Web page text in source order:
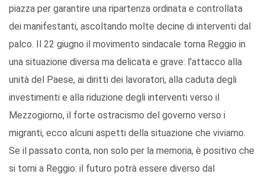
piazza per garantire una ripartenza ordinata e controllata
dei manifestanti, ascoltando molte decine di interventi dal
palco. Il 22 giugno il movimento sindacale torna Reggio in
una situazione diversa ma delicata e grave: l'attacco alla
unità del Paese, ai diritti dei lavoratori, alla caduta degli
investimenti e alla riduzione degli interventi verso il
Mezzogiorno, il forte ostracismo del governo verso i
migranti, ecco alcuni aspetti della situazione che viviamo.
Se il passato conta, non solo per la memoria, è positivo che
si torni a Reggio: il futuro potrà essere diverso dal